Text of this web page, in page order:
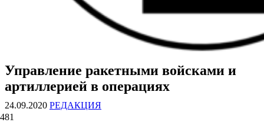
ВОЕННЫЕ СТРАНИЦЫ
СТАТЬИ ВОЕННОЙ ТЕМАТИКИ
Управление ракетными войсками и
артиллерией в операциях
24.09.2020 РЕДАКЦИЯ
481